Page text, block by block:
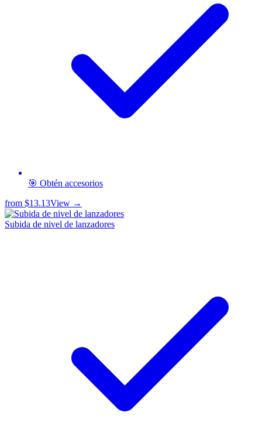
🎯 Obtén accesorios
from $13.13View →
Subida de nivel de lanzadores